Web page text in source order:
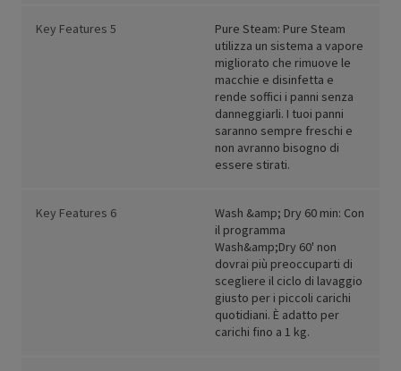
Key Features 5
Pure Steam: Pure Steam
utilizza un sistema a vapore
migliorato che rimuove le
macchie e disinfetta e
rende soffici i panni senza
danneggiarli. I tuoi panni
saranno sempre freschi e
non avranno bisogno di
essere stirati.
Key Features 6
Wash &amp; Dry 60 min: Con
il programma
Wash&amp;Dry 60' non
dovrai più preoccuparti di
scegliere il ciclo di lavaggio
giusto per i piccoli carichi
quotidiani. È adatto per
carichi fino a 1 kg.